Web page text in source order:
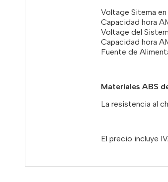
Voltage Sitema en
Capacidad hora
Voltage del
Capacidad hora
Fuente de
Materiales ABS
La resistencia al
El precio incluye